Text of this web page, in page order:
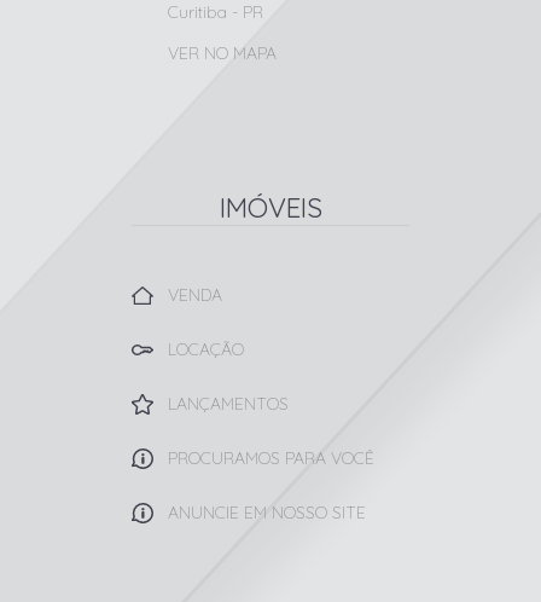
Curitiba - PR
VER NO MAPA
IMÓVEIS
VENDA
LOCAÇÃO
LANÇAMENTOS
PROCURAMOS PARA VOCÊ
ANUNCIE EM NOSSO SITE